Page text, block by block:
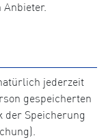
jederzeit
gespeicherten
der Speicherung